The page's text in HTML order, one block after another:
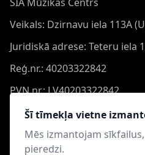
Šī tīmekļa vietne
Mēs izmantojam
pieredzi.
Veikals: Dzirnavu iela 113A
Juridiskā adrese: Teteru iela
Reģ.nr.: 40203322842
PVN nr.: LV40203322842
Banka: Swedbank AS
Konts: